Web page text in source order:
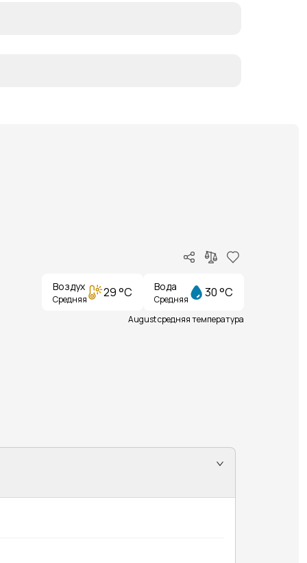
Воздух
Средняя 29 °C Вода
Средняя 30 °C
August средняя температура